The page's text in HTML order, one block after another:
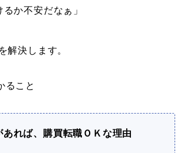
か不安だなぁ」
解決します。
ること
あれば、購買転職ＯＫな理由